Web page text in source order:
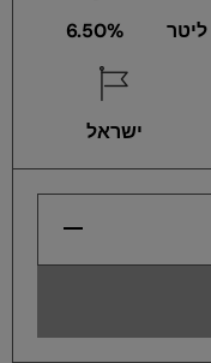
6.50%
ישראל
הפחתת
לבקבוק